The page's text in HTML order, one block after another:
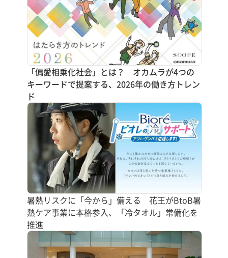
「偏愛相乗化社会」とは？ オカムラが4つの
キーワードで提案する、2026年の働き方トレン
ド
暑熱リスクに「今から」備える 花王がBtoB暑
熱ケア事業に本格参入、「冷タオル」常備化を
推進